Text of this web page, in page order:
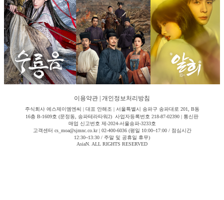
이용약관 개인정보처리방침
주식회사 에스제이엠엔씨 | 대표 안해조 | 서울특별시 송파구 송파대로 201, B동
16층 B-1609호 (문정동, 송파테라타워2) 사업자등록번호 218-87-02390 | 통신판
매업 신고번호 제-2024-서울송파-3233호
고객센터 cs_moa@sjmnc.co.kr | 02-400-6036 (평일 10:00~17:00 / 점심시간
12:30~13:30 / 주말 및 공휴일 휴무)
AsiaN. ALL RIGHTS RESERVED